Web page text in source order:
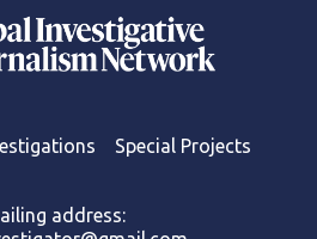
Special Projects
address: